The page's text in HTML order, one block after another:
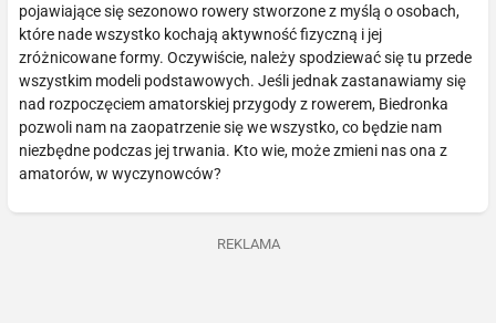
pojawiające się sezonowo rowery stworzone z myślą o osobach,
które nade wszystko kochają aktywność fizyczną i jej
zróżnicowane formy. Oczywiście, należy spodziewać się tu przede
wszystkim modeli podstawowych. Jeśli jednak zastanawiamy się
nad rozpoczęciem amatorskiej przygody z rowerem, Biedronka
pozwoli nam na zaopatrzenie się we wszystko, co będzie nam
niezbędne podczas jej trwania. Kto wie, może zmieni nas ona z
amatorów, w wyczynowców?
REKLAMA